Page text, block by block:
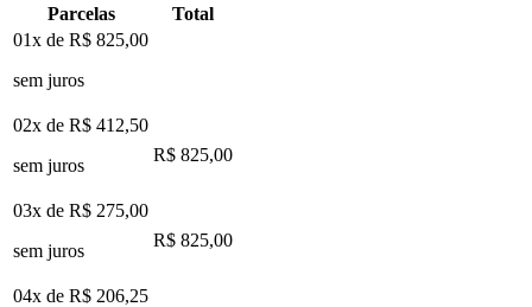
Parcelas
Total
01x de R$ 825,00
sem juros
02x de R$ 412,50
sem juros
R$ 825,00
03x de R$ 275,00
sem juros
R$ 825,00
04x de R$ 206,25